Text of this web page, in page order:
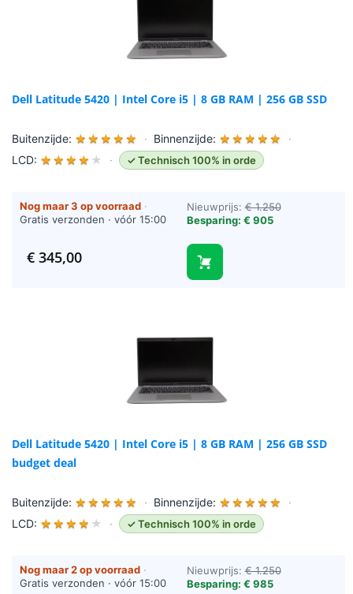
Dell Latitude 5420 | Intel Core i5 | 8 GB RAM | 256 GB SSD
Buitenzijde: ★ ★ ★ ★ ★ · Binnenzijde: ★ ★ ★ ★ ★
·
LCD: ★ ★ ★ ★ ★ · ✓ Technisch 100% in orde
Nog maar 3 op voorraad ·
Gratis verzonden · vóór 15:00
Nieuwprijs:€ 1.250
Besparing: € 905
€345,00
Dell Latitude 5420 | Intel Core i5 | 8 GB RAM | 256 GB SSD
budget deal
Buitenzijde: ★ ★ ★ ★ ★ · Binnenzijde: ★ ★ ★ ★ ★
·
LCD: ★ ★ ★ ★ ★ · ✓ Technisch 100% in orde
Nog maar 2 op voorraad ·
Gratis verzonden · vóór 15:00
Nieuwprijs:€ 1.250
Besparing: € 985